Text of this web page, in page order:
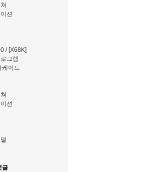
션
/ [X68K]
그램
케이드
션
글